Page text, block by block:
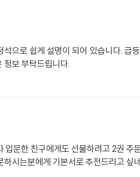
으로 쉽게 설명이 되어 있습니다. 급
정보 부탁드립니다.
문한 친구에게도 선물하려고 2권 주
시는분에게 기본서로 추전드리고 싶